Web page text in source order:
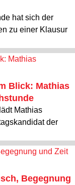
hat sich der
zu einer Klausur
Blick: Mathias
Mathias
der
Begegnung